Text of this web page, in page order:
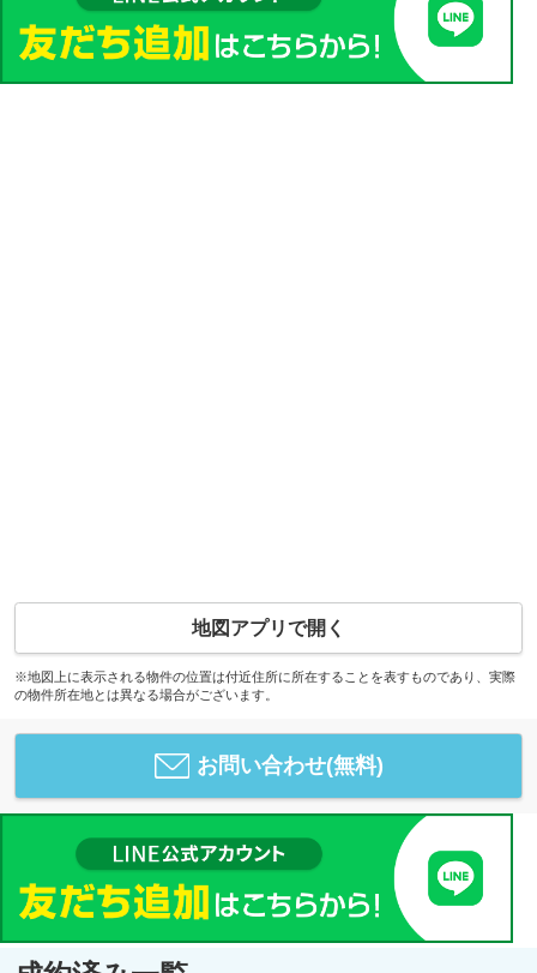
地図アプリで開く
※地図上に表示される物件の位置は付近住所に所在することを表すものであり、実際
の物件所在地とは異なる場合がございます。
お問い合わせ(無料)